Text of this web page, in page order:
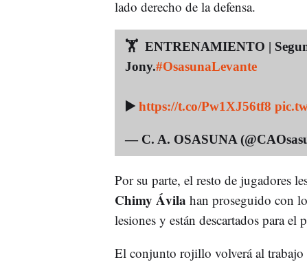
lado derecho de la defensa.
🏋️ ️ ENTRENAMIENTO |
Jony.#OsasunaLevante
▶️ https://t.co/Pw1XJ56tf8
— C. A. OSASUNA
Por su parte, el resto de jugadores
Chimy Ávila han proseguido con
lesiones y están descartados para
El conjunto rojillo volverá al trabajo